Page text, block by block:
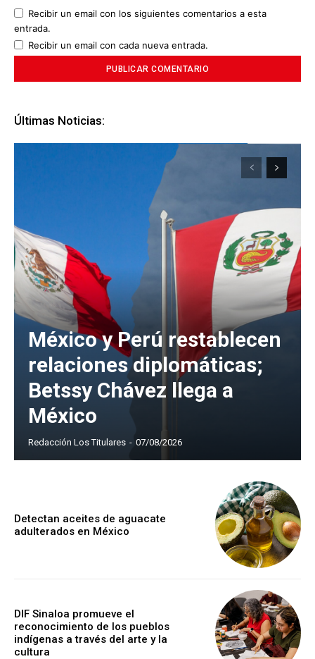
Recibir un email con los siguientes comentarios a esta
entrada.
Recibir un email con cada nueva entrada.
Últimas Noticias:
México y Perú restablecen
relaciones diplomáticas;
Betssy Chávez llega a
México
Redacción Los Titulares - 07/08/2026
Detectan aceites de aguacate
adulterados en México
DIF Sinaloa promueve el
reconocimiento de los pueblos
indígenas a través del arte y la
cultura